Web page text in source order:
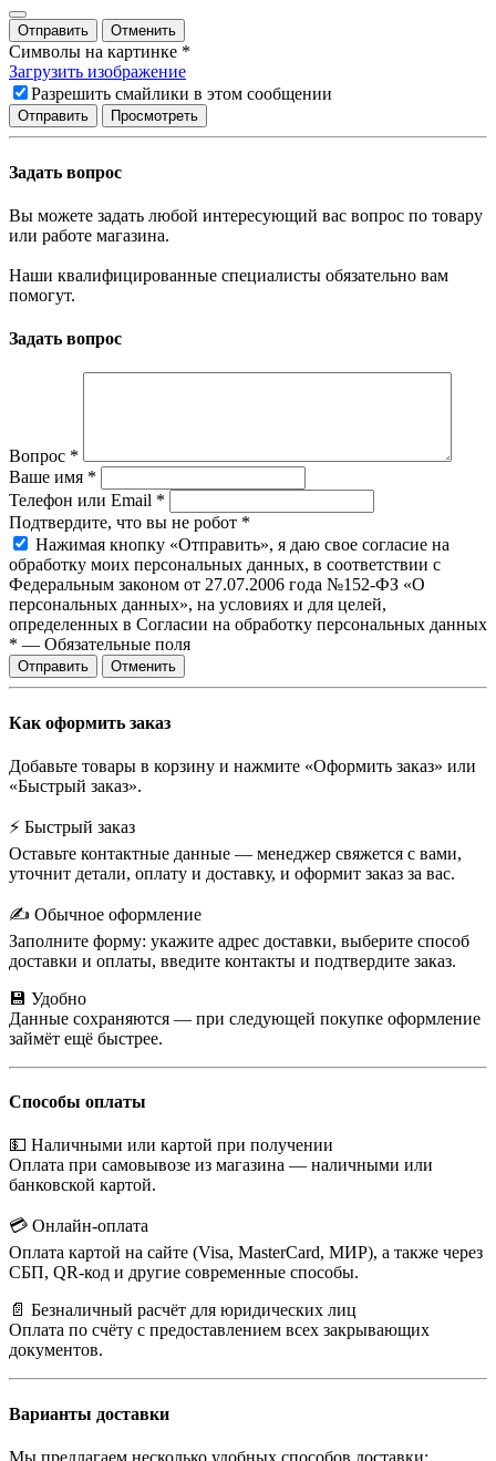
Отправить Отменить
Символы на картинке *
Загрузить изображение
Разрешить смайлики в этом сообщении
Задать вопрос
Вы можете задать любой интересующий вас вопрос по товару
или работе магазина.
Наши квалифицированные специалисты обязательно вам
помогут.
Задать вопрос
Вопрос *
Ваше имя *
Телефон или Email *
Подтвердите, что вы не робот *
Нажимая кнопку «Отправить», я даю свое согласие на
обработку моих персональных данных, в соответствии с
Федеральным законом от 27.07.2006 года №152-ФЗ «О
персональных данных», на условиях и для целей,
определенных в Согласии на обработку персональных данных
* — Обязательные поля
Отправить Отменить
Как оформить заказ
Добавьте товары в корзину и нажмите «Оформить заказ» или
«Быстрый заказ».
⚡ Быстрый заказ
Оставьте контактные данные — менеджер свяжется с вами,
уточнит детали, оплату и доставку, и оформит заказ за вас.
✍️ Обычное оформление
Заполните форму: укажите адрес доставки, выберите способ
доставки и оплаты, введите контакты и подтвердите заказ.
💾 Удобно
Данные сохраняются — при следующей покупке оформление
займёт ещё быстрее.
Способы оплаты
💵 Наличными или картой при получении
Оплата при самовывозе из магазина — наличными или
банковской картой.
💳 Онлайн-оплата
Оплата картой на сайте (Visa, MasterCard, МИР), а также через
СБП, QR-код и другие современные способы.
📄 Безналичный расчёт для юридических лиц
Оплата по счёту с предоставлением всех закрывающих
документов.
Варианты доставки
Мы предлагаем несколько удобных способов доставки: